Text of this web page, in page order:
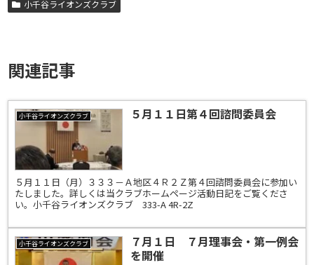
小千谷ライオンズクラブ
関連記事
小千谷ライオンズクラブ ５月１１日第４回諮問委員会
５月１１日（月）３３３－Ａ地区４Ｒ２Ｚ第４回諮問委員会に参加い
たしました。詳しくは当クラブホームページ活動日記をご覧くださ
い。小千谷ライオンズクラブ 333-A 4R-2Z
小千谷ライオンズクラブ
７月１日 ７月理事会・第一例会
を開催